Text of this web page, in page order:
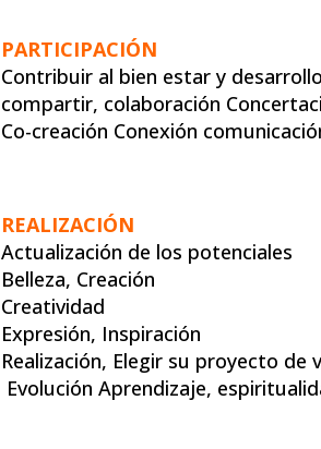
PARTICIPACIÓN
Contribuir al bien estar y
compartir, colaboración
Co-creación Conexión
REALIZACIÓN
Actualización de los potenciales
Belleza, Creación
Creatividad
Expresión, Inspiración
Realización, Elegir su proyecto de
Evolución Aprendizaje,